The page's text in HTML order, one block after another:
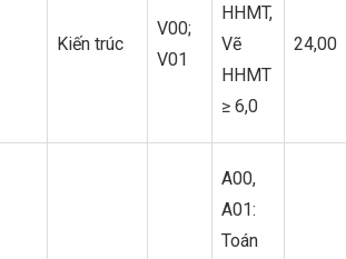
Kiến trúc
V00;
V01
HHMT,
Vẽ
HHMT
≥ 6,0
24,00
A00,
A01:
Toán